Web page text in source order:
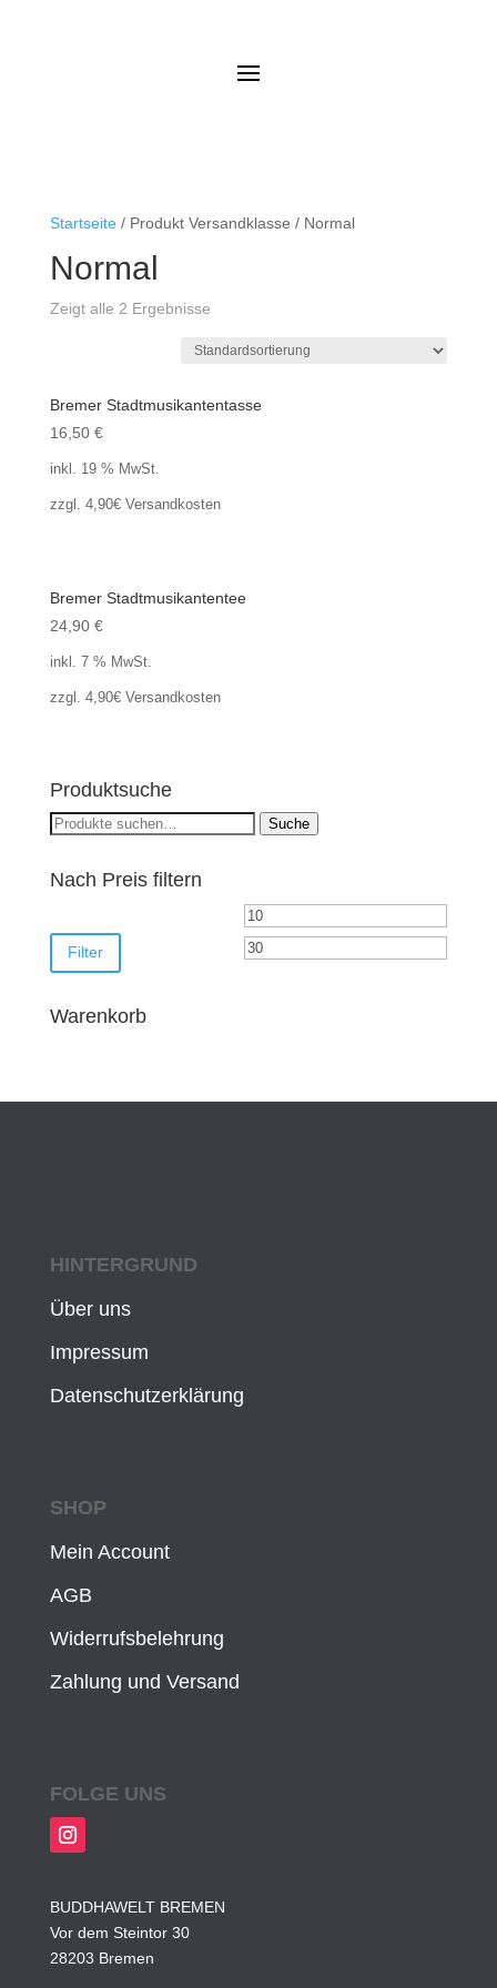
Startseite/ Produkt Versandklasse / Normal
Normal
Zeigt alle 2 Ergebnisse
Bremer Stadtmusikantentasse
16,50 €
inkl. 19 % MwSt.
zzgl. 4,90€ Versandkosten
Bremer Stadtmusikantentee
24,90 €
inkl. 7 % MwSt.
zzgl. 4,90€ Versandkosten
Produktsuche
Suche
Suche
Nach Preis filtern
Min.
Preis
Filter
Warenkorb
HINTERGRUND
Über uns
Impressum
Datenschutzerklärung
SHOP
Mein Account
AGB
Widerrufsbelehrung
Zahlung und Versand
FOLGE UNS
BUDDHAWELT BREMEN
Vor dem Steintor 30
28203 Bremen